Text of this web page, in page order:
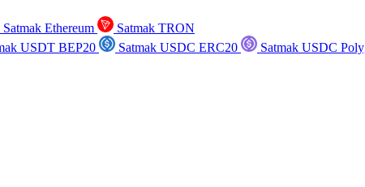
Satmak Ethereum
Satmak TRON
USDT BEP20 Satmak USDC ERC20
Satmak USDC